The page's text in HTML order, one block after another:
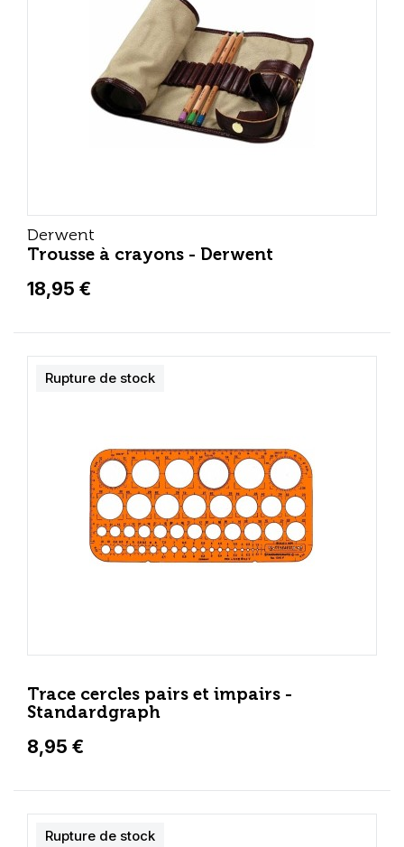
Derwent
Trousse à crayons - Derwent
18,95 €
Trace cercles pairs et impairs -
Standardgraph
8,95 €
Rupture de stock
Rupture de stock